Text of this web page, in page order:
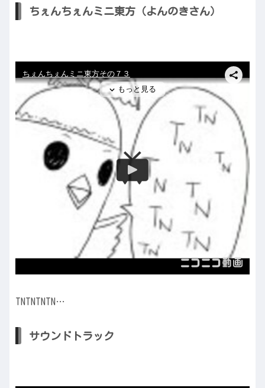
ちぇんちぇんミニ東方（よんのきさん）
TNTNTNTN…
サウンドトラック